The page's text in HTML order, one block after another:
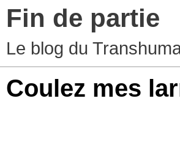
Fin de partie
Le blog du
Coulez mes